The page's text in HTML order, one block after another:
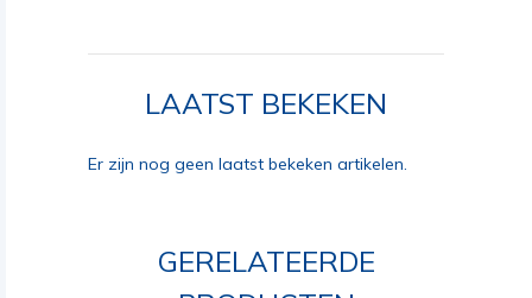
LAATST BEKEKEN
Er zijn nog geen laatst bekeken artikelen.
GERELATEERDE